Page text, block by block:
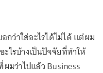
ว่าใส่อะไรได้ไม่ได้ แต่ผม
ะไรบ้างเป็นปัจจัยที่ทำให้
ผมว่าไปแล้ว Business